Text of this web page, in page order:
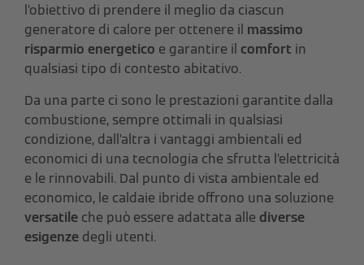
l’obiettivo di prendere il meglio da ciascun
generatore di calore per ottenere il massimo
risparmio energetico e garantire il comfort in
qualsiasi tipo di contesto abitativo.
Da una parte ci sono le prestazioni garantite dalla
combustione, sempre ottimali in qualsiasi
condizione, dall’altra i vantaggi ambientali ed
economici di una tecnologia che sfrutta l’elettricità
e le rinnovabili. Dal punto di vista ambientale ed
economico, le caldaie ibride offrono una soluzione
versatile che può essere adattata alle diverse
esigenze degli utenti.